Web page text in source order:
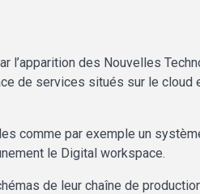
l’apparition des Nouvelles
de services situés sur le
comme par exemple un
le Digital workspace.
de leur chaîne de